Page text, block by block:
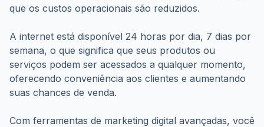
A internet está disponível 24 horas por dia, 7 dias por
serviços podem ser acessados a qualquer momento,
oferecendo conveniência aos clientes e aumentando
suas chances de venda.
Com ferramentas de marketing digital avançadas, você
personalizar suas estratégias de venda para atender